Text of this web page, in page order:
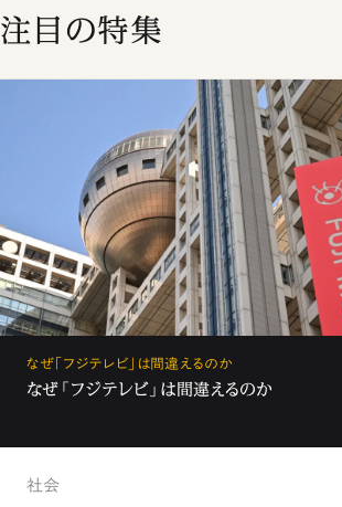
注目の特集
なぜ「フジテレビ」は間違えるのか
なぜ「フジテレビ」は間違えるのか
社会